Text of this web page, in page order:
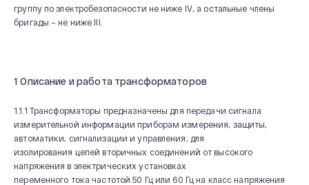
группу по электробезопасности не ниже IV, а остальные члены
бригады – не ниже III.
1 Описание и работа трансформаторов
1.1.1 Трансформаторы предназначены для передачи сигнала
измерительной информации приборам измерения, защиты,
автоматики, сигнализации и управления, для
изолирования цепей вторичных соединений от высокого
напряжения в электрических установках
переменного тока частотой 50 Гц или 60 Гц на класс напряжения